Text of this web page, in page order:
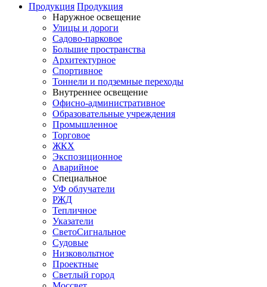
Продукция Продукция
Наружное освещение
Улицы и дороги
Садово-парковое
Большие пространства
Архитектурное
Спортивное
Тоннели и подземные переходы
Внутреннее освещение
Офисно-административное
Образовательные учреждения
Промышленное
Торговое
ЖКХ
Экспозиционное
Аварийное
Специальное
УФ облучатели
РЖД
Тепличное
Указатели
СветоСигнальное
Судовые
Низковольтное
Проектные
Светлый город